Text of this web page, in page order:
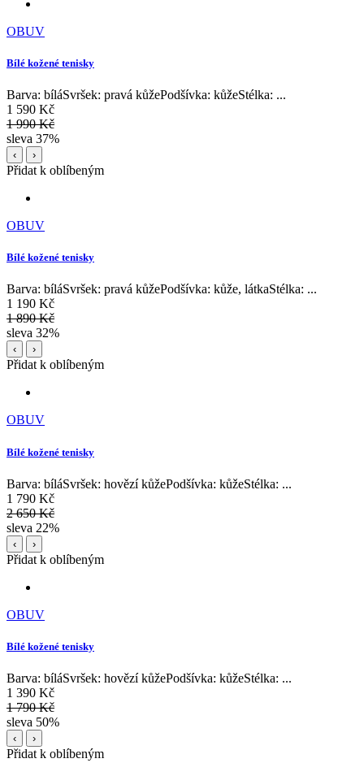
OBUV
Bílé kožené tenisky
Barva: bíláSvršek: pravá kůžePodšívka: kůžeStélka: ...
1 590 Kč
1 990 Kč
sleva 37%
‹ ›
Přidat k oblíbeným
OBUV
Bílé kožené tenisky
Barva: bíláSvršek: pravá kůžePodšívka: kůže, látkaStélka: ...
1 190 Kč
1 890 Kč
sleva 32%
‹ ›
Přidat k oblíbeným
OBUV
Bílé kožené tenisky
Barva: bíláSvršek: hovězí kůžePodšívka: kůžeStélka: ...
1 790 Kč
2 650 Kč
sleva 22%
‹ ›
Přidat k oblíbeným
OBUV
Bílé kožené tenisky
Barva: bíláSvršek: hovězí kůžePodšívka: kůžeStélka: ...
1 390 Kč
1 790 Kč
sleva 50%
‹ ›
Přidat k oblíbeným